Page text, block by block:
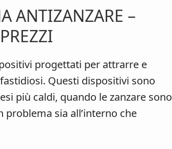
ANTIZANZARE –
progettati per attrarre e
Questi dispositivi sono
più caldi, quando le zanzare sono
sia all’interno che